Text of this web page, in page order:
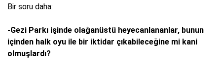
Bir soru daha:
-Gezi Parkı işinde olağanüstü heyecanlananlar, bunun
içinden halk oyu ile bir iktidar çıkabileceğine mi kani
olmuşlardı?